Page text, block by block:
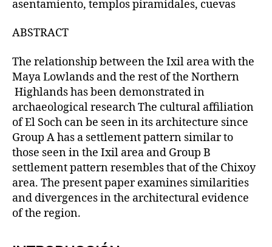
asentamiento, templos piramidales, cuevas
ABSTRACT
The relationship between the Ixil area with the
Maya Lowlands and the rest of the Northern
Highlands has been demonstrated in
archaeological research The cultural affiliation
of El Soch can be seen in its architecture since
Group A has a settlement pattern similar to
those seen in the Ixil area and Group B
settlement pattern resembles that of the Chixoy
area. The present paper examines similarities
and divergences in the architectural evidence
of the region.